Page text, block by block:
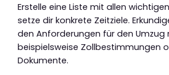
Erstelle eine Liste mit allen
setze dir konkrete Zeitziele.
den Anforderungen für den Umzug
beispielsweise Zollbestimmungen
Dokumente.